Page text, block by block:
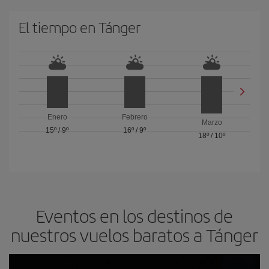
El tiempo en Tánger
Enero
15º /9º
Febrero
16º / 9º
Marzo
18º / 10º
Eventos en los destinos de
nuestros vuelos baratos a Tánger